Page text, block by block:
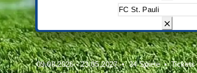
09.08.2026 - 23.05.2027 34 Spiele Tickets